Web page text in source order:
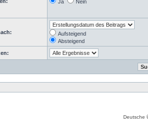
Ja Nein
Aufsteigend
Absteigend
Deutsche